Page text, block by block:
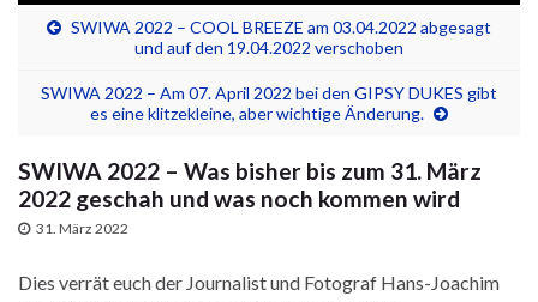
SWIWA 2022 – COOL BREEZE am 03.04.2022 abgesagt
und auf den 19.04.2022 verschoben
SWIWA 2022 – Am 07. April 2022 bei den GIPSY DUKES gibt
es eine klitzekleine, aber wichtige Änderung.
SWIWA 2022 – Was bisher bis zum 31. März
2022 geschah und was noch kommen wird
31. März 2022
Dies verrät euch der Journalist und Fotograf Hans-Joachim